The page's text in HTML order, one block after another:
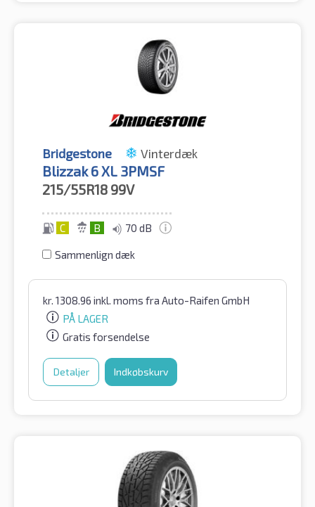
Bridgestone Vinterdæk
Blizzak 6 XL 3PMSF
215/55R18 99V
C B 70 dB
Sammenlign dæk
kr. 1308.96 inkl. moms fra Auto-Raifen GmbH
PÅ LAGER
Gratis forsendelse
Detaljer Indkøbskurv